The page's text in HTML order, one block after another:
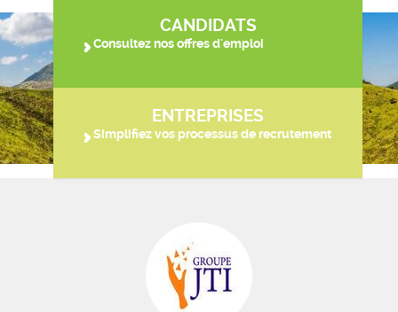
CANDIDATS
Consultez nos offres d'emploi
ENTREPRISES
Simplifiez vos processus de recrutement